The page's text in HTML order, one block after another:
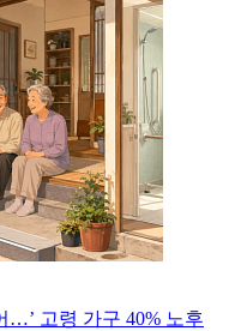
…’ 고령 가구 40% 노후